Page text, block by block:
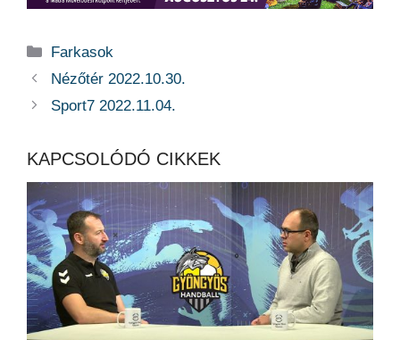
Kategória
Farkasok
Nézőtér 2022.10.30.
Sport7 2022.11.04.
KAPCSOLÓDÓ CIKKEK